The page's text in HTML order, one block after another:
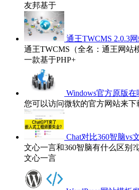
友邦基于
通王TWCMS 2.0.3
通王TWCMS（全名：通王网站
一款基于PHP+
Windows官方原版在
您可以访问微软的官方网站来下
Chat对比360智脑vs
文心一言和360智脑有什么区别
文心一言